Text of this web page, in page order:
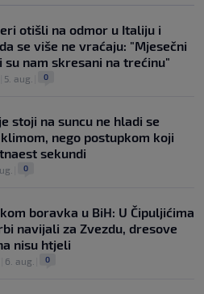
otišli na odmor u Italiju i
se više ne vraćaju: "Mjesečni
nam skresani na trećinu"
5. aug. 0
stoji na suncu ne hladi se
nego postupkom koji
sekundi
0
boravka u BiH: U Čipuljićima
navijali za Zvezdu, dresove
nisu htjeli
6. aug. 0